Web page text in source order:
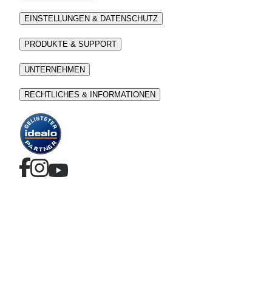
EINSTELLUNGEN & DATENSCHUTZ
PRODUKTE & SUPPORT
UNTERNEHMEN
RECHTLICHES & INFORMATIONEN